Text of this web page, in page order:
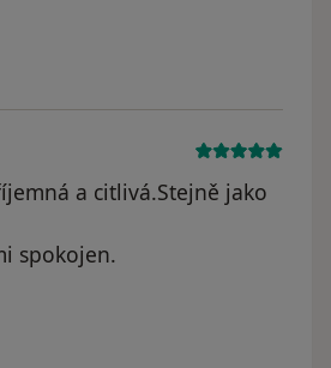
a citlivá.Stejně jako
spokojen.